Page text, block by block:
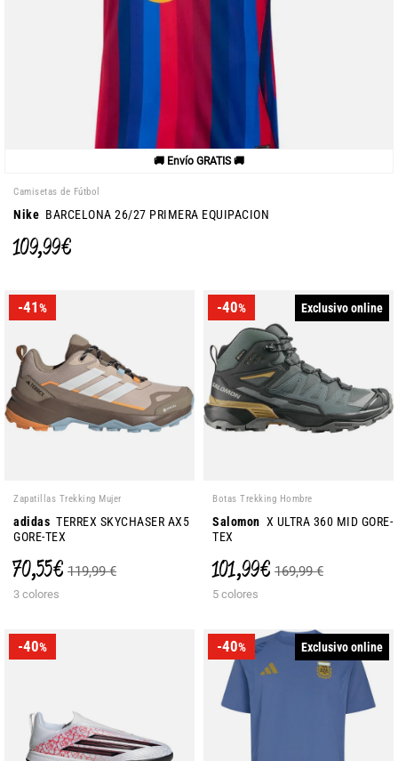
🚚 Envío GRATIS 🚚
Camisetas de Fútbol
Nike BARCELONA 26/27 PRIMERA EQUIPACION
109,99 €
-41%
Zapatillas Trekking Mujer
adidas TERREX SKYCHASER AX5
GORE-TEX
70,55 € 119,99 €
3 colores
-40% Exclusivo online
Botas Trekking Hombre
Salomon X ULTRA 360 MID GORE-
TEX
101,99 € 169,99 €
5 colores
-40% -40% Exclusivo online